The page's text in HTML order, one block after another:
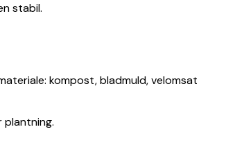
stabil.
kompost, bladmuld, velomsat